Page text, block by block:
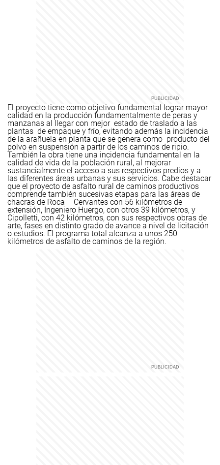
El proyecto tiene como objetivo fundamental lograr mayor
calidad en la producción fundamentalmente de peras y
manzanas al llegar con mejor estado de traslado a las
plantas de empaque y frío, evitando además la incidencia
de la arañuela en planta que se genera como producto del
polvo en suspensión a partir de los caminos de ripio.
También la obra tiene una incidencia fundamental en la
calidad de vida de la población rural, al mejorar
sustancialmente el acceso a sus respectivos predios y a
las diferentes áreas urbanas y sus servicios. Cabe destacar
que el proyecto de asfalto rural de caminos productivos
comprende también sucesivas etapas para las áreas de
chacras de Roca – Cervantes con 56 kilómetros de
extensión, Ingeniero Huergo, con otros 39 kilómetros, y
Cipolletti, con 42 kilómetros, con sus respectivos obras de
arte, fases en distinto grado de avance a nivel de licitación
o estudios. El programa total alcanza a unos 250
kilómetros de asfalto de caminos de la región.